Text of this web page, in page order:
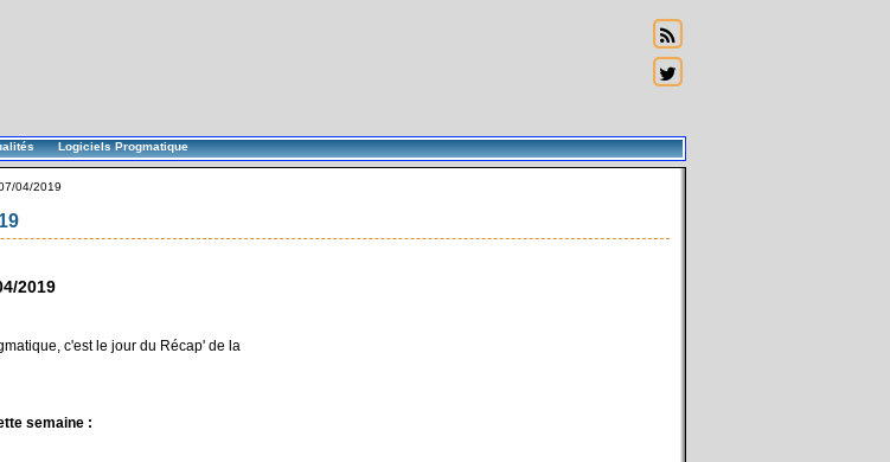
Logiciels Progmatique
04/2019
2019
c'est le jour du Récap' de la
semaine :